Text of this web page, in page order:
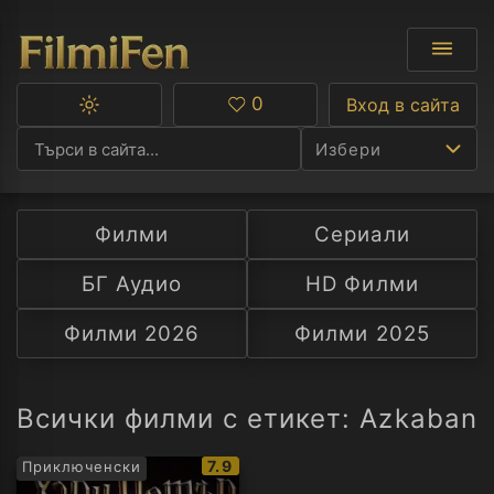
Избери
Ф
С
А
Превключване
тъмна
тема
Любими
0 Вход в сайта
Филми
Сериали
БГ Аудио
HD Филми
Филми 2026
Филми 2025
Всички филми с етикет: Azkaban
Приключенски
IMDb
рейтинг:
7.9